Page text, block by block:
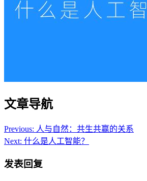
文章导航
Previous: 人与自然：共生共赢的关系
Next: 什么是人工智能？
发表回复